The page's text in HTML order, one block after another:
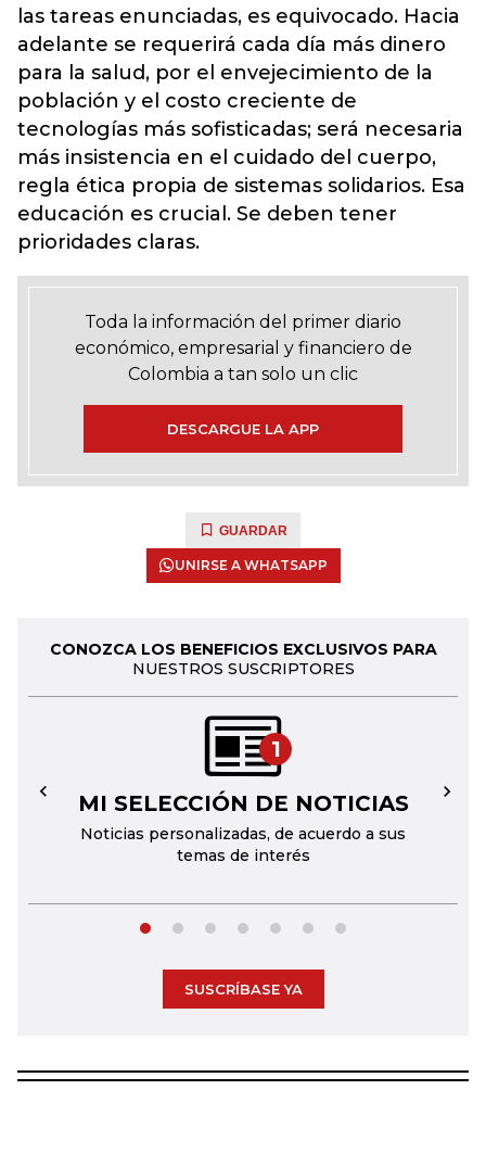
las tareas enunciadas, es equivocado. Hacia
adelante se requerirá cada día más dinero
para la salud, por el envejecimiento de la
población y el costo creciente de
tecnologías más sofisticadas; será necesaria
más insistencia en el cuidado del cuerpo,
regla ética propia de sistemas solidarios. Esa
educación es crucial. Se deben tener
prioridades claras.
Toda la información del primer diario
económico, empresarial y financiero de
Colombia a tan solo un clic
DESCARGUE LA APP
GUARDAR
UNIRSE A WHATSAPP
CONOZCA LOS BENEFICIOS EXCLUSIVOS PARA
NUESTROS SUSCRIPTORES
1
MI SELECCIÓN DE NOTICIAS
Noticias personalizadas, de acuerdo a sus
temas de interés
← →
SUSCRÍBASE YA